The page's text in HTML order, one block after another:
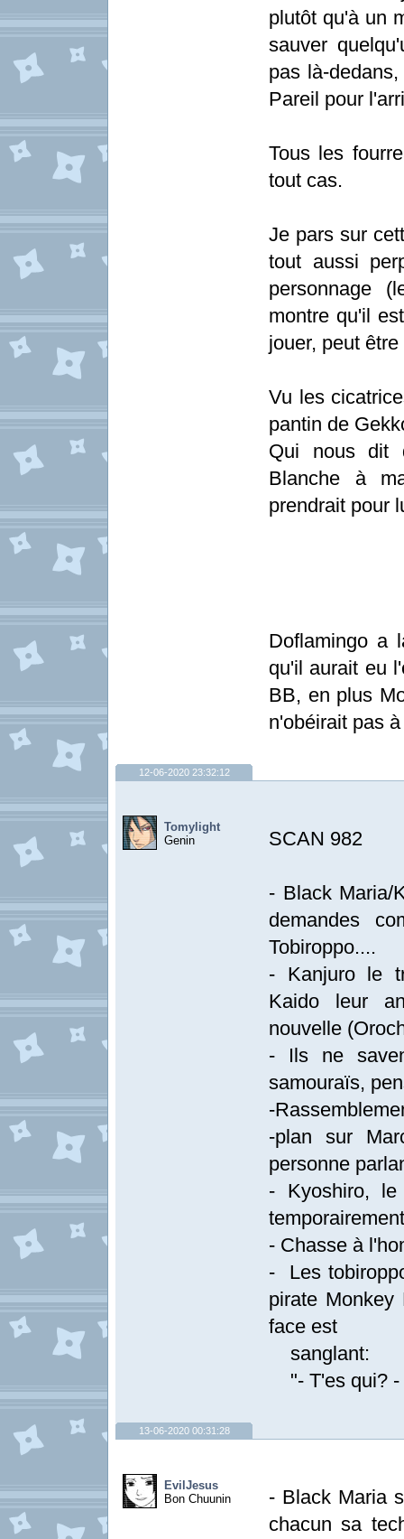
plutôt qu'à un
sauver
pas là-
Pareil pour
Tous les
tout cas.
Je pars sur
tout aussi
personnage
montre qu'il
jouer, peut
Vu les
pantin de
Qui nous dit
Blanche à
prendrait pour
Doflamingo a
qu'il aurait eu
BB, en plus
n'obéirait pas
12-06-2020 23:32:12
Tomylight
Genin
SCAN 982
- Black Maria/
demandes
Tobiroppo....
- Kanjuro le
Kaido leur
nouvelle
- Ils ne
samouraïs,
-
-plan sur
personne
- Kyoshiro, le
- Chasse à
- Les
pirate
face est
sanglant:
"- T'es qui? -
13-06-2020 00:31:28
EvilJesus
Bon Chuunin
- Black Maria
chacun sa